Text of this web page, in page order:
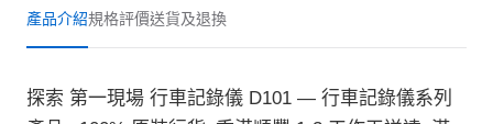
產品介紹規格評價送貨及退換
探索 第一現場 行車記錄儀 D101 — 行車記錄儀系列